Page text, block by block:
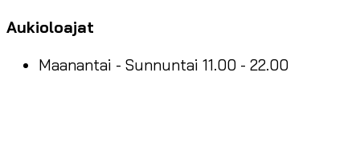
Aukioloajat
Maanantai - Sunnuntai 11.00 - 22.00